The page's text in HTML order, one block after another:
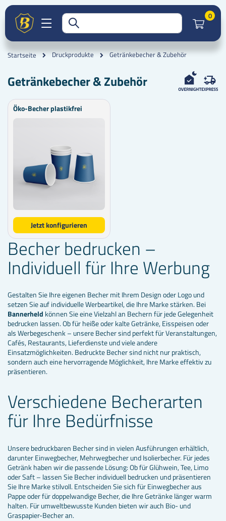
0
Startseite Druckprodukte Getränkebecher & Zubehör
Getränkebecher & Zubehör
Öko-Becher plastikfrei
Jetzt konfigurieren
Becher bedrucken –
Individuell für Ihre Werbung
Gestalten Sie Ihre eigenen Becher mit Ihrem Design oder Logo und
setzen Sie auf individuelle Werbeartikel, die Ihre Marke stärken. Bei
Bannerheld können Sie eine Vielzahl an Bechern für jede Gelegenheit
bedrucken lassen. Ob für heiße oder kalte Getränke, Eisspeisen oder
als Werbegeschenk – unsere Becher sind perfekt für Veranstaltungen,
Cafés, Restaurants, Lieferdienste und viele andere
Einsatzmöglichkeiten. Bedruckte Becher sind nicht nur praktisch,
sondern auch eine hervorragende Möglichkeit, Ihre Marke effektiv zu
präsentieren.
Verschiedene Becherarten
für Ihre Bedürfnisse
Unsere bedruckbaren Becher sind in vielen Ausführungen erhältlich,
darunter Einwegbecher, Mehrwegbecher und Isolierbecher. Für jedes
Getränk haben wir die passende Lösung: Ob für Glühwein, Tee, Limo
oder Saft – lassen Sie Becher individuell bedrucken und präsentieren
Sie Ihre Marke stilvoll. Entscheiden Sie sich für Einwegbecher aus
Pappe oder für doppelwandige Becher, die Ihre Getränke länger warm
halten. Für umweltbewusste Kunden bieten wir auch Bio- und
Graspapier-Becher an.